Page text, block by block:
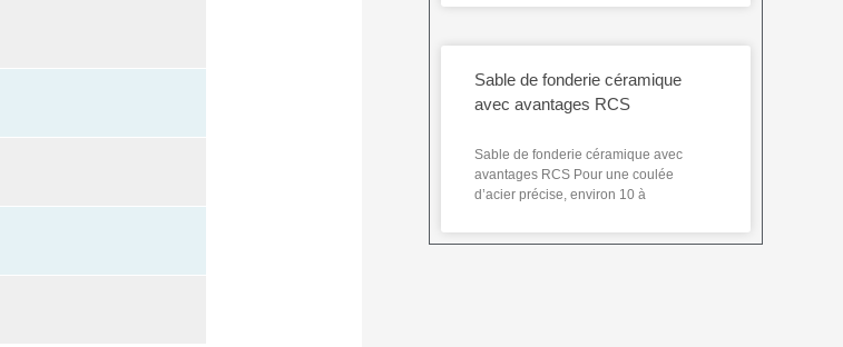
Sable de fonderie céramique
avec avantages RCS
Sable de fonderie céramique avec
avantages RCS Pour une coulée
d’acier précise, environ 10 à